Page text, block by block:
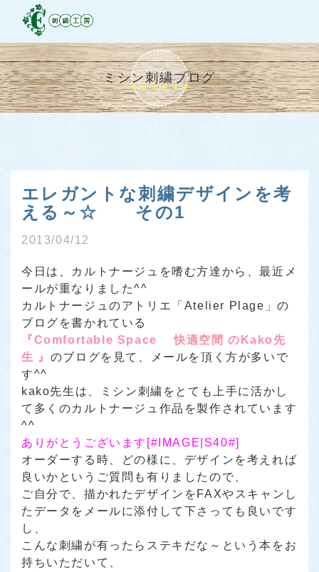
ミシン刺繍ブログ
エレガントな刺繍デザインを考
える～☆ その1
2013/04/12
今日は、カルトナージュを嗜む方達から、最近メ
ールが重なりました^^
カルトナージュのアトリエ「Atelier Plage」の
ブログを書かれている
『Comfortable Space 快適空間 のKako先
生 』 のブログを見て、メールを頂く方が多いで
す^^
kako先生は、ミシン刺繍をとても上手に活かし
て多くのカルトナージュ作品を製作されています
^^
ありがとうございます[#IMAGE|S40#]
オーダーする時、どの様に、デザインを考えれば
良いかというご質問も有りましたので、
ご自分で、描かれたデザインをFAXやスキャンし
たデータをメールに添付して下さっても良いです
し、
こんな刺繍が有ったらステキだな～という本をお
持ちいただいて、